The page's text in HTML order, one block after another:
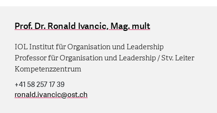
Prof. Dr. Ronald Ivancic, Mag. mult
IOL Institut für Organisation und Leadership
Professor für Organisation und Leadership / Stv. Leiter
Kompetenzzentrum
+41 58 257 17 39
ronald.ivancic@ost.ch